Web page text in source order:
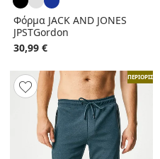
Φόρμα JACK AND JONES
JPSTGordon
30,99 €